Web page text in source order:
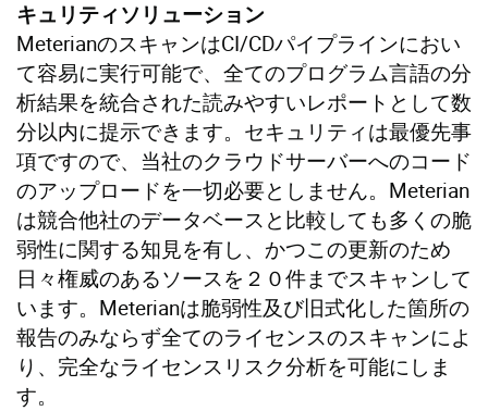
キュリティソリューション
MeterianのスキャンはCI/CDパイプラインにおい
て容易に実行可能で、全てのプログラム言語の分
析結果を統合された読みやすいレポートとして数
分以内に提示できます。セキュリティは最優先事
項ですので、当社のクラウドサーバーへのコード
のアップロードを一切必要としません。Meterian
は競合他社のデータベースと比較しても多くの脆
弱性に関する知見を有し、かつこの更新のため
日々権威のあるソースを２０件までスキャンして
います。Meterianは脆弱性及び旧式化した箇所の
報告のみならず全てのライセンスのスキャンによ
り、完全なライセンスリスク分析を可能にしま
す。